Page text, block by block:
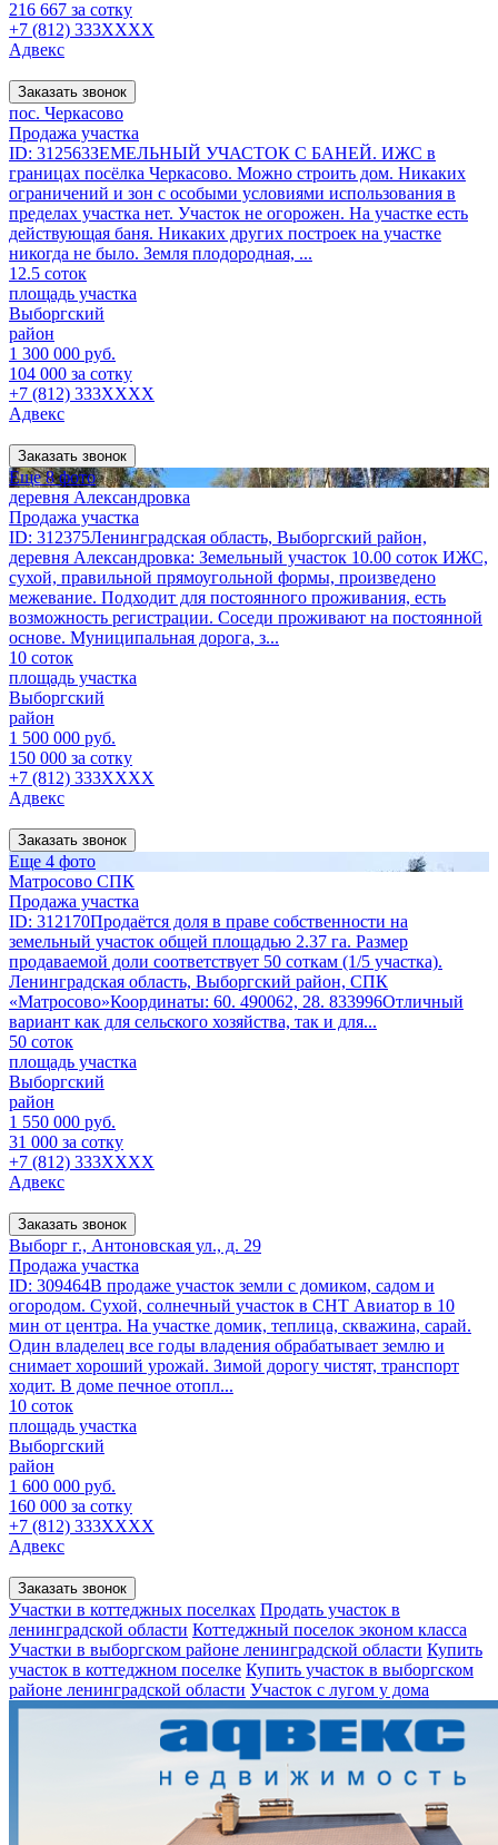
216 667 за сотку
+7 (812) 333XXXX
Адвекс
Заказать звонок
пос. Черкасово
Продажа участка
ID: 312563ЗЕМЕЛЬНЫЙ УЧАСТОК С БАНЕЙ. ИЖС в
границах посёлка Черкасово. Можно строить дом. Никаких
ограничений и зон с особыми условиями использования в
пределах участка нет. Участок не огорожен. На участке есть
действующая баня. Никаких других построек на участке
никогда не было. Земля плодородная, ...
12.5 соток
площадь участка
Выборгский
район
1 300 000 руб.
104 000 за сотку
+7 (812) 333XXXX
Адвекс
Заказать звонок
Еще 8 фото
деревня Александровка
Продажа участка
ID: 312375Ленинградская область, Выборгский район,
деревня Александровка: Земельный участок 10.00 соток ИЖС,
сухой, правильной прямоугольной формы, произведено
межевание. Подходит для постоянного проживания, есть
возможность регистрации. Соседи проживают на постоянной
основе. Муниципальная дорога, з...
10 соток
площадь участка
Выборгский
район
1 500 000 руб.
150 000 за сотку
+7 (812) 333XXXX
Адвекс
Заказать звонок
Еще 4 фото
Матросово СПК
Продажа участка
ID: 312170Продаётся доля в праве собственности на
земельный участок общей площадью 2.37 га. Размер
продаваемой доли соответствует 50 соткам (1/5 участка).
Ленинградская область, Выборгский район, СПК
«Матросово»Координаты: 60. 490062, 28. 833996Отличный
вариант как для сельского хозяйства, так и для...
50 соток
площадь участка
Выборгский
район
1 550 000 руб.
31 000 за сотку
+7 (812) 333XXXX
Адвекс
Заказать звонок
Выборг г., Антоновская ул., д. 29
Продажа участка
ID: 309464В продаже участок земли с домиком, садом и
огородом. Сухой, солнечный участок в СНТ Авиатор в 10
мин от центра. На участке домик, теплица, скважина, сарай.
Один владелец все годы владения обрабатывает землю и
снимает хороший урожай. Зимой дорогу чистят, транспорт
ходит. В доме печное отопл...
10 соток
площадь участка
Выборгский
район
1 600 000 руб.
160 000 за сотку
+7 (812) 333XXXX
Адвекс
Заказать звонок
Участки в коттеджных поселках Продать участок в
ленинградской области Коттеджный поселок эконом класса
Участки в выборгском районе ленинградской области Купить
участок в коттеджном поселке Купить участок в выборгском
районе ленинградской области Участок с лугом у дома